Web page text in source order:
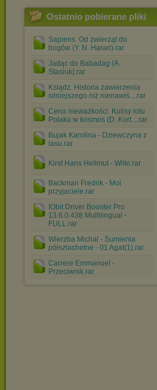
Ostatnio pobierane pliki
Sapiens. Od zwierząt do
bogów (Y. N. Harari).rar
Jadąc do Babadag (A.
Stasiuk).rar
Ksiądz. Historia zawierzenia
silniejszego niż nienawiś....rar
Cena nieważkości. Kulisy lotu
Polaka w kosmos (D. Kort....rar
Bujak Karolina - Dziewczyna z
lasu.rar
Kirst Hans Hellmut - Wilki.rar
Backman Fredrik - Moi
przyjaciele.rar
IObit Driver Booster Pro
13.6.0.438 Multilingual -
FULL.rar
Wierzba Michał - Sumienia
półszlachetne - 01 Agat(1).rar
Carrere Emmanuel -
Przeciwnik.rar